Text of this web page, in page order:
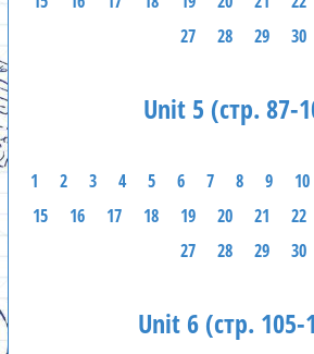
27
28 29 30
Unit 5 (стр. 87-
1 2 3 4 5 6 7 8 9 10
15
16 17 18 19 20 21 22
27
28 29 30
Unit 6 (стр. 105-